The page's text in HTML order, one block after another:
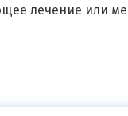
лечение или